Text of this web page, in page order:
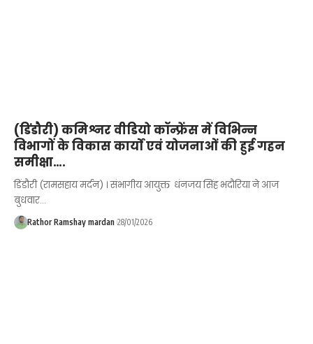
(डिंडौरी) कमिश्नर वीडियो कॉन्फ्रेंस में विभिन्न
विभागों के विकास कार्यों एवं योजनाओं की हुई गहन
समीक्षा….
डिंडौरी (रामसहाय मर्दन) । संभागीय आयुक्त धंनजय सिंह भदौरिया ने आज
बुधवार…
Rathor Ramshay mardan 28/01/2026